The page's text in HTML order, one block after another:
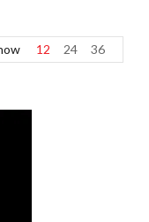
12 24 36